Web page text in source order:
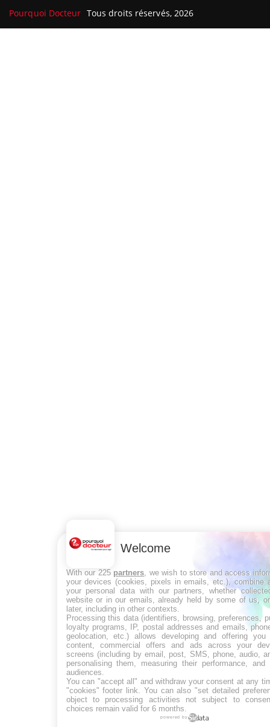
Pourquoi Docteur Tous droits réservés, 2026
Welcome
With our 225 partners , we wish to store and access
your devices (cookies, pixels in emails, etc.), combine
your personal data with our partners, whether
website or in our emails, already held by some of us,
later, including in other contexts.
Processing this data (identifiers, browsing, preferences,
loyalty programs, IP, postal addresses and emails,
geolocation, etc.) allows developing and offering you
content, commercial offers and ads across your
screens (including by email, post, SMS, phone, audio,
personalising them, measuring their performance, and
audiences.
You can "accept all" and withdraw your consent at any
"cookies" footer link . You can also "set detailed
object to processing activities not subject to
choices remain valid for 6 months.
powered by